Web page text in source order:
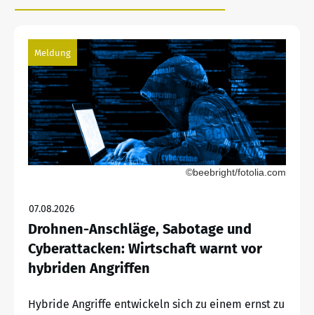
Meldung
©beebright/fotolia.com
07.08.2026
Drohnen-Anschläge, Sabotage und
Cyberattacken: Wirtschaft warnt vor
hybriden Angriffen
Hybride Angriffe entwickeln sich zu einem ernst zu